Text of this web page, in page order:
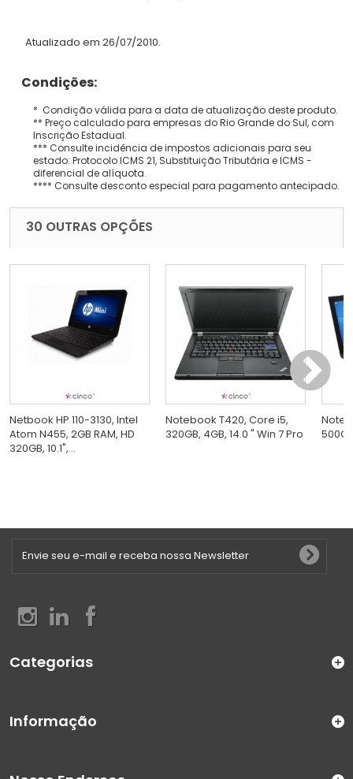
Atualizado em 26/07/2010.
Condições:
* Condição válida para a data de atualização deste produto.
** Preço calculado para empresas do Rio Grande do Sul, com
Inscrição Estadual.
*** Consulte incidência de impostos adicionais para seu
estado: Protocolo ICMS 21, Substituição Tributária e ICMS -
diferencial de alíquota.
**** Consulte desconto especial para pagamento antecipado.
30 OUTRAS OPÇÕES
Netbook HP 110-3130, Intel
Atom N455, 2GB RAM, HD
320GB, 10.1",...
Notebook T420, Core i5,
320GB, 4GB, 14.0 " Win 7 Pro
Categorias
Informação